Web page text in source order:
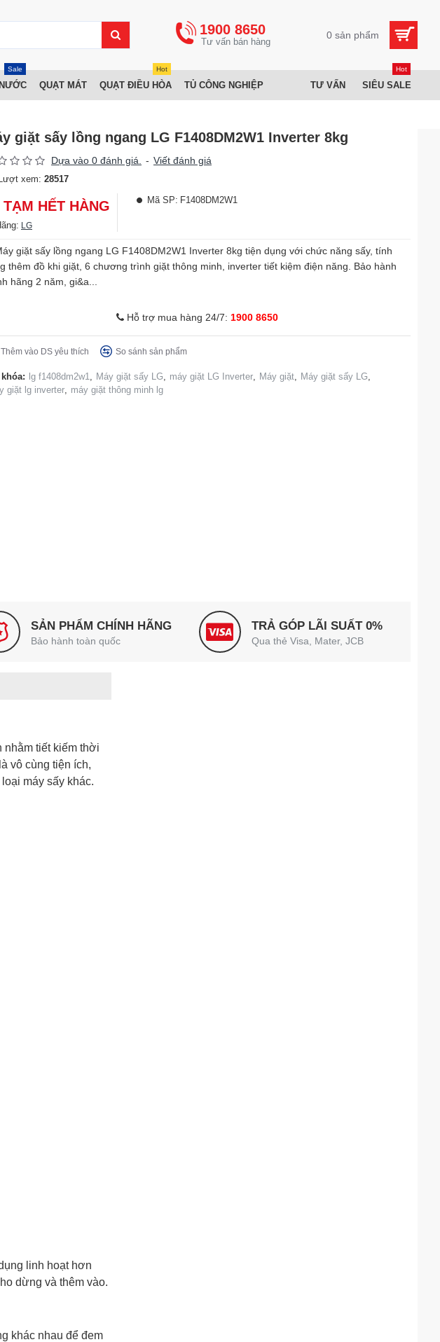
1900 8650 0 sản phẩm
Sale
QUẠT MÁT QUẠT ĐIỀU HÒA
Hot
TỦ CÔNG NGHIỆP TƯ VẤN SIÊU SALE
Hot
giặt sấy lồng ngang LG F1408DM2W1 Inverter 8kg
Dựa vào 0 đánh giá. - Viết đánh giá
Lượt xem: 28517
TẠM HẾT HÀNG
LG
Mã SP: F1408DM2W1
giặt sấy lồng ngang LG F1408DM2W1 Inverter 8kg tiện dụng với chức năng sấy, tính
thêm đồ khi giặt, 6 chương trình giặt thông minh, inverter tiết kiệm điện năng. Bảo hành
hãng 2 năm, gi&a...
Hỗ trợ mua hàng 24/7: 1900 8650
Thêm vào DS yêu thích So sánh sản phẩm
lg f1408dm2w1, Máy giặt sấy LG, máy giặt LG Inverter, Máy giặt, Máy giặt sấy LG,
giặt lg inverter, máy giặt thông minh lg
SẢN PHẨM CHÍNH HÃNG
Bảo hành toàn quốc
TRẢ GÓP LÃI SUẤT 0%
Qua thẻ Visa, Mater, JCB
nhằm tiết kiếm thời
vô cùng tiện ích,
máy sấy khác.
linh hoạt hơn
dừng và thêm vào.
khác nhau để đem